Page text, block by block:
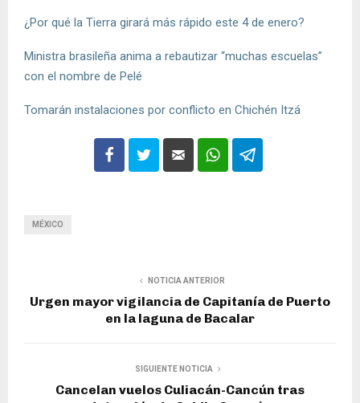
¿Por qué la Tierra girará más rápido este 4 de enero?
Ministra brasileña anima a rebautizar “muchas escuelas”
con el nombre de Pelé
Tomarán instalaciones por conflicto en Chichén Itzá
MÉXICO
NOTICIA ANTERIOR
Urgen mayor vigilancia de Capitanía de Puerto
en la laguna de Bacalar
SIGUIENTE NOTICIA
Cancelan vuelos Culiacán-Cancún tras